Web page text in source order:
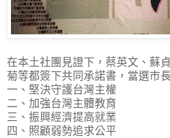
在本土社團見證下，蔡英文、蘇
菊等都簽下共同承諾書，當選市
一、堅決守護台灣主權
二、加強台灣主體教育
三、振興經濟提高就業
四、照顧弱勢追求公平